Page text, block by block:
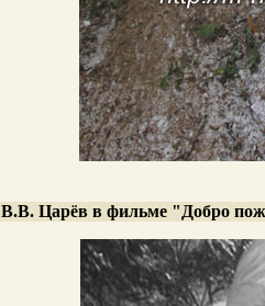
В.В. Царёв в фильме "Добро